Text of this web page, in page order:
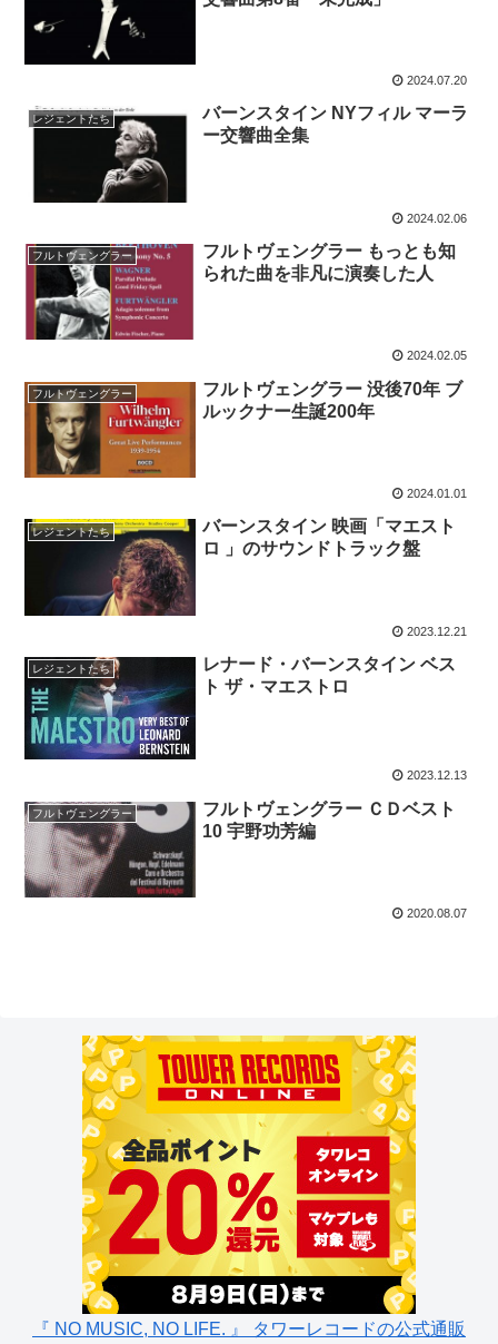
2024.07.20
レジェントたち
バーンスタイン NYフィル マーラ
ー交響曲全集
2024.02.06
フルトヴェングラー
フルトヴェングラー もっとも知
られた曲を非凡に演奏した人
2024.02.05
フルトヴェングラー
フルトヴェングラー 没後70年 ブ
ルックナー生誕200年
2024.01.01
レジェントたち
バーンスタイン 映画「マエスト
ロ 」のサウンドトラック盤
2023.12.21
レジェントたち
レナード・バーンスタイン ベス
ト ザ・マエストロ
2023.12.13
フルトヴェングラー
フルトヴェングラー ＣＤベスト
10 宇野功芳編
2020.08.07
『 NO MUSIC, NO LIFE. 』 タワーレコードの公式通販